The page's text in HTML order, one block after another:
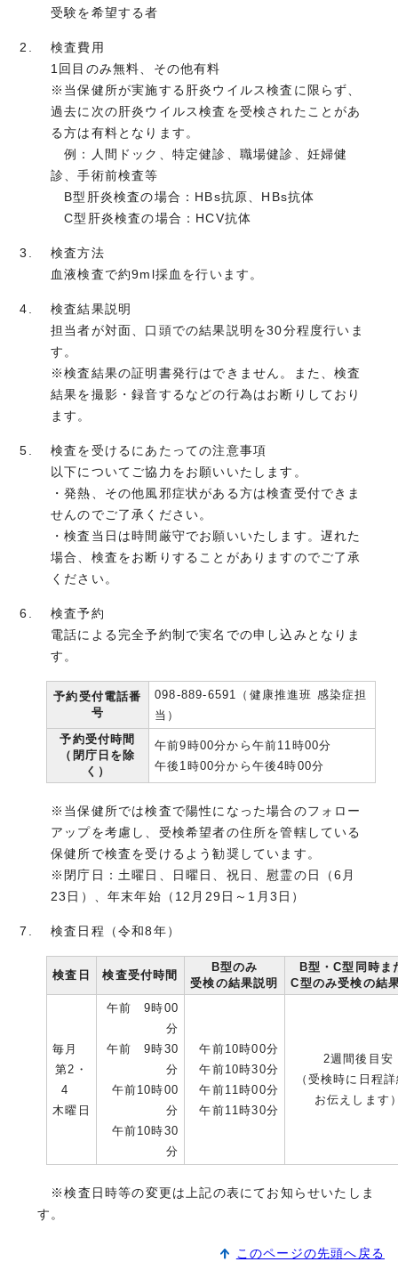
受験を希望する者
検査費用
1回目のみ無料、その他有料
※当保健所が実施する肝炎ウイルス検査に限らず、
過去に次の肝炎ウイルス検査を受検されたことがあ
る方は有料となります。
例：人間ドック、特定健診、職場健診、妊婦健
診、手術前検査等
B型肝炎検査の場合：HBs抗原、HBs抗体
C型肝炎検査の場合：HCV抗体
検査方法
血液検査で約9ml採血を行います。
検査結果説明
担当者が対面、口頭での結果説明を30分程度行いま
す。
※検査結果の証明書発行はできません。また、検査
結果を撮影・録音するなどの行為はお断りしており
ます。
検査を受けるにあたっての注意事項
以下についてご協力をお願いいたします。
・発熱、その他風邪症状がある方は検査受付できま
せんのでご了承ください。
・検査当日は時間厳守でお願いいたします。遅れた
場合、検査をお断りすることがありますのでご了承
ください。
検査予約
電話による完全予約制で実名での申し込みとなりま
す。
予約受付電話番
号
098-889-6591（健康推進班 感染症担
当）
予約受付時間
（閉庁日を除
く）
午前9時00分から午前11時00分
午後1時00分から午後4時00分
※当保健所では検査で陽性になった場合のフォロー
アップを考慮し、受検希望者の住所を管轄している
保健所で検査を受けるよう勧奨しています。
※閉庁日：土曜日、日曜日、祝日、慰霊の日（6月
23日）、年末年始（12月29日～1月3日）
検査日程（令和8年）
検査日 検査受付時間
B型のみ
受検の結果説明
B型・C型同時ま
C型のみ受検の結
毎月
第2・
4
木曜日
午前 9時00
分
午前 9時30
分
午前10時00
分
午前10時30
分
午前10時00分
午前10時30分
午前11時00分
午前11時30分
2週間後目安
（受検時に日程
お伝えします
※検査日時等の変更は上記の表にてお知らせいたしま
す。
このページの先頭へ戻る